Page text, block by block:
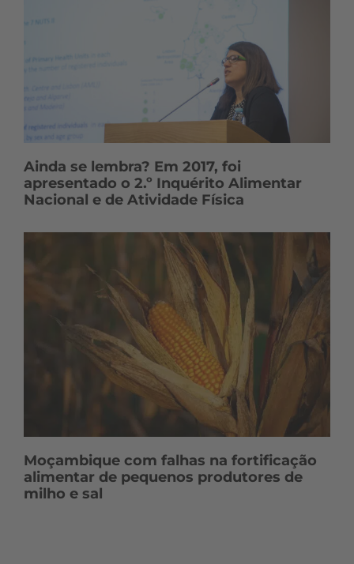
Ainda se lembra? Em 2017, foi
apresentado o 2.º Inquérito Alimentar
Nacional e de Atividade Física
Moçambique com falhas na fortificação
alimentar de pequenos produtores de
milho e sal